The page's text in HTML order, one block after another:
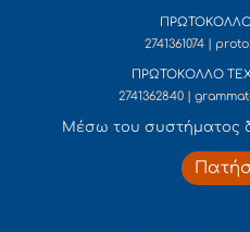
2741361074 |
ΠΡΩΤΟΚΟΛΛΟ
2741362840 |
Mέσω του συστήματος